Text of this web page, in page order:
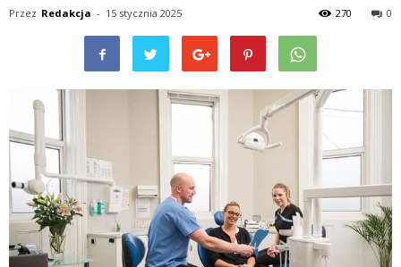
Przez Redakcja - 15 stycznia 2025 0
270